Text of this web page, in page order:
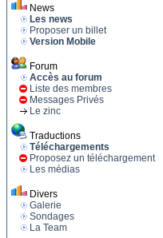
News
Les news
Proposer un billet
Version Mobile
Forum
Accès au forum
Liste des membres
Messages Privés
Le zinc
Traductions
Téléchargements
Proposez un téléchargement
Les médias
Divers
Galerie
Sondages
La Team